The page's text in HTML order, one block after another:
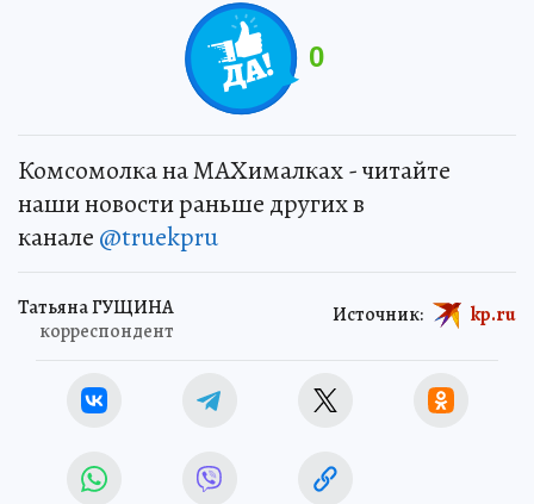
0
Комсомолка на MAXималках - читайте
наши новости раньше других в
канале @truekpru
Татьяна ГУЩИНА
корреспондент
Источник: kp.ru